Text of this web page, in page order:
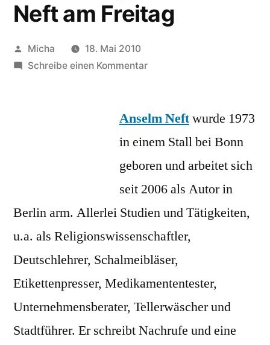
Neft am Freitag
Veröffentlicht
von
Micha
18. Mai 2010
Schreibe einen Kommentarzu
Neft
Freitag
Anselm Neftwurde 1973
in einem Stall bei Bonn
geboren und arbeitet sich
seit 2006 als Autor in
Berlin arm. Allerlei Studien und Tätigkeiten,
u.a. als Religionswissenschaftler,
Deutschlehrer, Schalmeibläser,
Etikettenpresser, Medikamententester,
Unternehmensberater, Tellerwäscher und
Stadtführer. Er schreibt Nachrufe und eine